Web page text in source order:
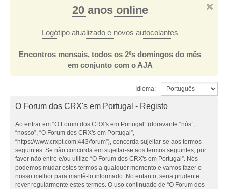
20 anos online
Logótipo atualizado e novos autocolantes
Encontros mensais, todos os 2ºs domingos do mês
em conjunto com o AJA
Idioma:
O Forum dos CRX's em Portugal - Registo
Ao entrar em “O Forum dos CRX's em Portugal” (doravante “nós”,
“nosso”, “O Forum dos CRX's em Portugal”,
“https://www.crxpt.com:443/forum”), concorda sujeitar-se aos termos
seguintes. Se não concorda em sujeitar-se aos termos seguintes, por
favor não entre e/ou utilize “O Forum dos CRX's em Portugal”. Nós
podemos mudar estes termos a qualquer momento e vamos fazer o
nosso melhor para mantê-lo informado. No entanto, seria prudente
rever regularmente estes termos. O uso continuado de “O Forum dos